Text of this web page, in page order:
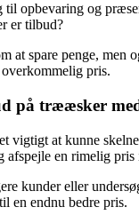
opbevaring og
er tilbud?
spare penge, men
pris.
på trææsker
vigtigt at kunne
en rimelig
kunder eller
en endnu bedre pris.